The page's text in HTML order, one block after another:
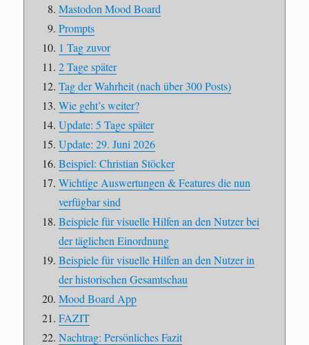
Mastodon Mood Board
Prompts
1 Tag zuvor
2 Tage später
Tag der Wahrheit (nach über 300 Posts)
Wie geht’s weiter?
Update: 5 Tage später
Update: 29. Juni 2026
Beispiel: Christian Stöcker
Wichtige Auswertungen & Features die nun
verfügbar sind
Beispiele für visuelle Hilfen an den Nutzer bei
der täglichen Einordnung
Beispiele für visuelle Hilfen an den Nutzer in
der historischen Gesamtschau
Mood Board App
FAZIT
Nachtrag: Persönliches Fazit